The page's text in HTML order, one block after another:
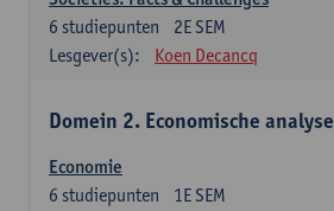
2E SEM
6 studiepunten
Lesgever(s):
Koen Decancq
Domein 2. Economische analyse
Economie
1E SEM
6 studiepunten